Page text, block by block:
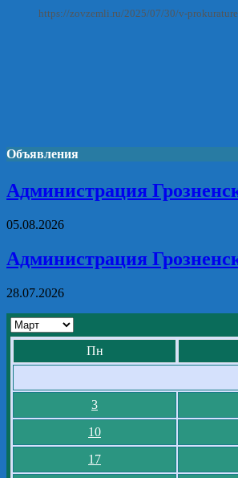
https://zovzemli.ru/2025/07/30/v-
Объявления
Администрация
05.08.2026
Администрация
28.07.2026
Пн
3
10
17